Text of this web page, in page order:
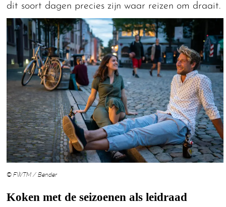
dit soort dagen precies zijn waar reizen om draait.
© FWTM / Bender
Koken met de seizoenen als leidraad